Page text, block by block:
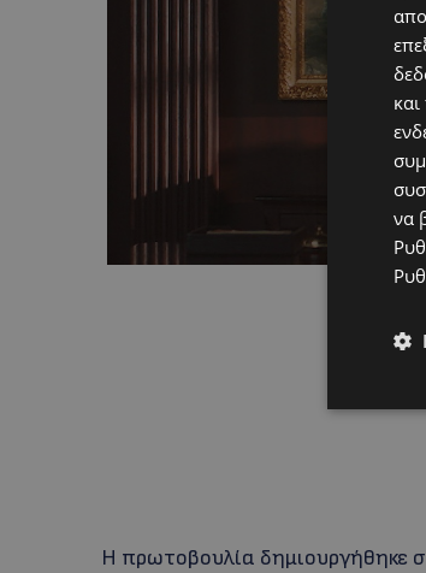
Η πρωτοβουλία δημιουργήθηκε
να